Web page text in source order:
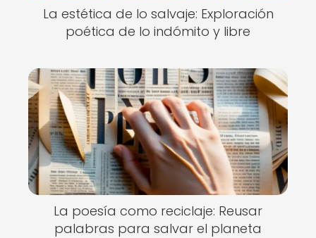
La estética de lo salvaje: Exploración
poética de lo indómito y libre
La poesía como reciclaje: Reusar
palabras para salvar el planeta